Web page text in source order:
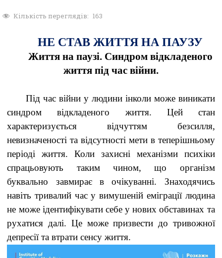
Кількість переглядів: 163
НЕ СТАВ ЖИТТЯ НА ПАУЗУ
Життя на паузі. Синдром відкладеного
життя під час війни.
Під час війни у людини інколи може виникати
синдром відкладеного життя. Цей стан
характеризується відчуттям безсилля,
невизначеності та відсутності мети в теперішньому
періоді життя. Коли захисні механізми психіки
спрацьовують таким чином, що організм
буквально завмирає в очікуванні. Знаходячись
навіть тривалий час у вимушеній еміграції людина
не може ідентифікувати себе у нових обставинах та
рухатися далі. Це може призвести до тривожної
депресії та втрати сенсу життя.